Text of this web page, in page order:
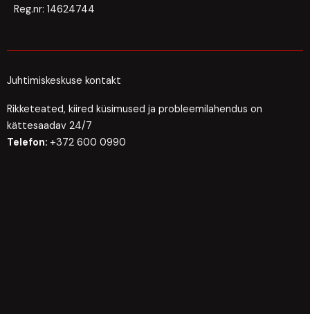
Reg.nr: 14624744
Juhtimiskeskuse kontakt
Rikketeated, kiired küsimused ja probleemilahendus on
kättesaadav 24/7
Telefon: +372 600 0990